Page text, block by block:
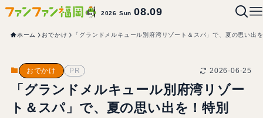
2026 Sun08.09
ホーム おでかけ 「グランドメルキュール別府湾リゾート＆スパ」で、夏の思い出
おでかけ PR 2026-06-25
「グランドメルキュール別府湾リゾー
ト＆スパ」で、夏の思い出を！特別